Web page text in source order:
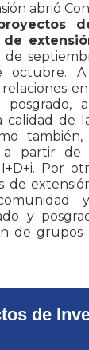
abrió
de
de
octubre.
posgrado,
de
a partir
Por
de
y
de grupos
de